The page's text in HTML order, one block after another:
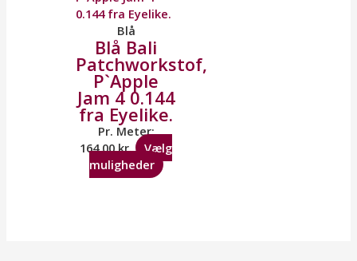
Blå
Blå Bali
Patchworkstof,
P`Apple
Jam 4 0.144
fra Eyelike.
Pr. Meter:
164,00kr.
Vælg
muligheder